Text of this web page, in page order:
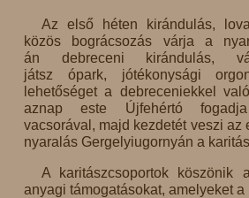
Az első héten kirándulás,
közös bográcsozás várja a
án debreceni kirándulás,
játsz
ópark, jótékonysági
lehetőséget a debreceniekkel
aznap este Újfehértó
vacsorával, majd kezdetét veszi az
nyaralás Gergelyiugornyán a
A karitászcsoportok köszönik
anyagi támogatásokat, amelyeket a